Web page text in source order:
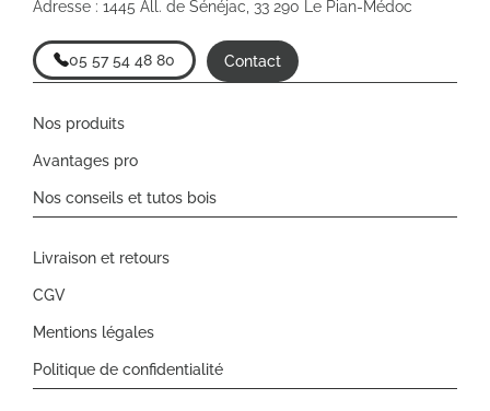
Adresse : 1445 All. de Sénéjac, 33 290 Le Pian-Médoc
05 57 54 48 80 Contact
Nos produits
Avantages pro
Nos conseils et tutos bois
Livraison et retours
CGV
Mentions légales
Politique de confidentialité